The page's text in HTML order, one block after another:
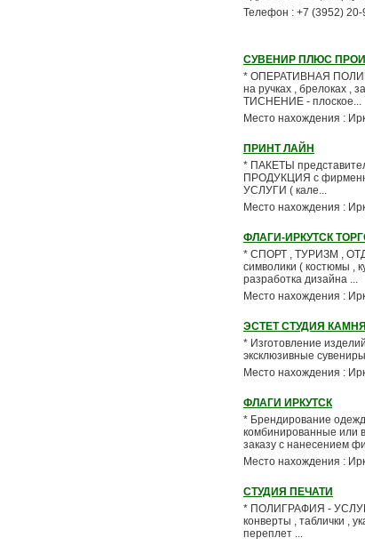
Телефон : +7 (3952) 20-
СУВЕНИР ПЛЮС
* ОПЕРАТИВНАЯ
на ручках , брелоках ,
ТИСНЕНИЕ - плоское...
Место нахождения :
ПРИНТ ЛАЙН
* ПАКЕТЫ
ПРОДУКЦИЯ с
УСЛУГИ ( кале...
Место нахождения :
ФЛАГИ-ИРКУТСК
* СПОРТ , ТУРИЗМ ,
символики ( костюмы ,
разработка дизайна ...
Место нахождения :
ЭСТЕТ СТУДИЯ КАМНЯ
* Изготовление
эксклюзивные
Место нахождения :
ФЛАГИ ИРКУТСК
* Брендирование
комбинированные или
заказу с нанесением
Место нахождения :
СТУДИЯ ПЕЧАТИ
* ПОЛИГРАФИЯ -
конверты , таблички ,
переплет ...